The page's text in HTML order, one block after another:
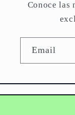
Conoce las
Email